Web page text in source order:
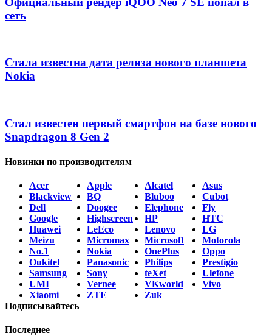
сеть
Стала известна дата релиза нового планшета
Nokia
Стал известен первый смартфон на базе нового
Snapdragon 8 Gen 2
Новинки по производителям
Acer Apple Alcatel
Asus
Blackview
BQ Bluboo
Cubot
Dell
Doogee Elephone
Fly
Google
Highscreen HP
HTC
Huawei
LeEco Lenovo
LG
Meizu
Micromax Microsoft
Motorola
No.1
Nokia OnePlus
Oppo
Oukitel
Panasonic Philips
Prestigio
Samsung
Sony teXet
Ulefone
UMI
Vernee VKworld
Vivo
Xiaomi
ZTE
Zuk
Подписывайтесь
Последнее